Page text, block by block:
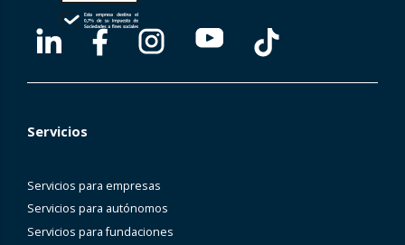
Servicios
Servicios para empresas
Servicios para autónomos
Servicios para fundaciones